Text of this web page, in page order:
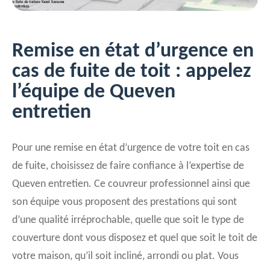
Remise en état d’urgence en
cas de fuite de toit : appelez
l’équipe de Queven
entretien
Pour une remise en état d’urgence de votre toit en cas
de fuite, choisissez de faire confiance à l’expertise de
Queven entretien. Ce couvreur professionnel ainsi que
son équipe vous proposent des prestations qui sont
d’une qualité irréprochable, quelle que soit le type de
couverture dont vous disposez et quel que soit le toit de
votre maison, qu’il soit incliné, arrondi ou plat. Vous